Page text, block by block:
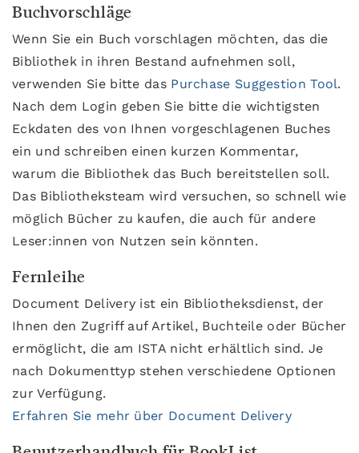
Buchvorschläge
Wenn Sie ein Buch vorschlagen möchten, das die
Bibliothek in ihren Bestand aufnehmen soll,
verwenden Sie bitte das Purchase Suggestion Tool.
Nach dem Login geben Sie bitte die wichtigsten
Eckdaten des von Ihnen vorgeschlagenen Buches
ein und schreiben einen kurzen Kommentar,
warum die Bibliothek das Buch bereitstellen soll.
Das Bibliotheksteam wird versuchen, so schnell wie
möglich Bücher zu kaufen, die auch für andere
Leser:innen von Nutzen sein könnten.
Fernleihe
Document Delivery ist ein Bibliotheksdienst, der
Ihnen den Zugriff auf Artikel, Buchteile oder Bücher
ermöglicht, die am ISTA nicht erhältlich sind. Je
nach Dokumenttyp stehen verschiedene Optionen
zur Verfügung.
Erfahren Sie mehr über Document Delivery